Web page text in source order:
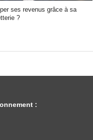
ses revenus grâce à sa
?
: